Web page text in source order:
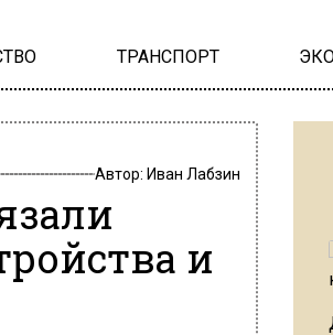
ТРАНСПОРТ
Автор: Иван Лабзин
и